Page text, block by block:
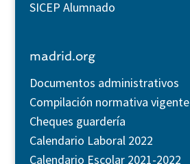
SICEP Alumnado
madrid.org
Documentos administrativos
Compilación normativa vigente
Cheques guardería
Calendario Laboral 2022
Calendario Escolar 2021-2022